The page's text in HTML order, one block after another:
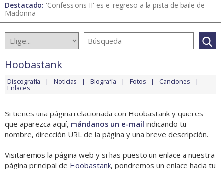
Destacado: 'Confessions II' es el regreso a la pista de baile de
Madonna
Hoobastank
Discografía Noticias Biografía Fotos Canciones
Enlaces
Si tienes una página relacionada con Hoobastank y quieres
que aparezca aquí, mándanos un e-mail indicando tu
nombre, dirección URL de la página y una breve descripción.
Visitaremos la página web y si has puesto un enlace a nuestra
página principal de Hoobastank, pondremos un enlace hacia tu